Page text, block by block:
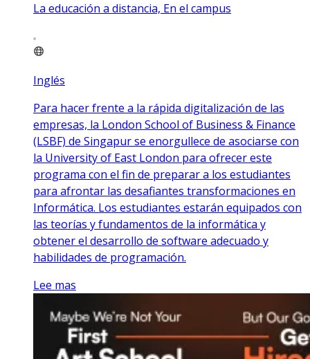
La educación a distancia, En el campus
Inglés
Para hacer frente a la rápida digitalización de las
empresas, la London School of Business & Finance
(LSBF) de Singapur se enorgullece de asociarse con
la University of East London para ofrecer este
programa con el fin de preparar a los estudiantes
para afrontar las desafiantes transformaciones en
Informática. Los estudiantes estarán equipados con
las teorías y fundamentos de la informática y
obtener el desarrollo de software adecuado y
habilidades de programación.
Lee mas